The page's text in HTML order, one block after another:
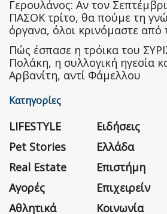
Γερουλάνος: Αν τον
ΠΑΣΟΚ τρίτο, θα πούμε τη
όργανα, όλοι κρινόμαστε
Πώς έσπασε η τρόικα του
Πολάκη, η συλλογική ηγεσία
Αρβανίτη, αντί Φάμελλου
Κατηγορίες
LIFESTYLE
Pet Stories
Real Estate
Αγορές
Αθλητικά
Ειδήσεις
Ελλάδα
Επιστήμη
Επιχειρείν
Κοινωνία